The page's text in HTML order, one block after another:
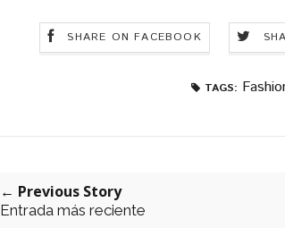
SHARE ON FACEBOOK
TAGS:
← Previous Story
Entrada más reciente